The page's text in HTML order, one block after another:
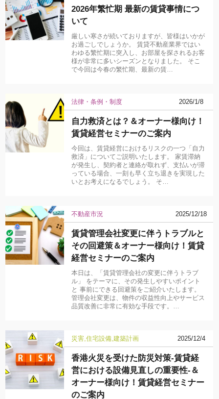
2026年繁忙期 最新の賃貸事情につ
いて
厳しい寒さが続いておりますが、皆様はいかが
お過ごしでしょうか。 賃貸不動産業界ではい
わゆる繁忙期に突入し、お部屋を探されるお客
様が非常に多いシーズンとなりました。 そこ
で今回は今春の繁忙期、最新の賃…
法律・条例・制度 2026/1/8
自力救済とは？＆オーナー様向け！
賃貸経営セミナーのご案内
今回は、賃貸経営におけるリスクの一つ「自力
救済」についてご説明いたします。 家賃滞納
が発生し、契約者と連絡が取れず、支払いが滞
っている場合、一刻も早く立ち退きを実現した
いとお考えになるでしょう。 そ…
不動産市況 2025/12/18
賃貸管理会社変更に伴うトラブルと
その回避策＆オーナー様向け！賃貸
経営セミナーのご案内
本日は、「賃貸管理会社の変更に伴うトラブ
ル」 をテーマに、その発生しやすいポイント
と 事前にできる回避策をご紹介いたします。
管理会社変更は、物件の収益性向上やサービス
品質改善に非常に有効な手段です。…
災害 住宅設備 建築計画 2025/12/4
香港火災を受けた防災対策-賃貸経
営における設備見直しの重要性-＆
オーナー様向け！賃貸経営セミナー
のご案内